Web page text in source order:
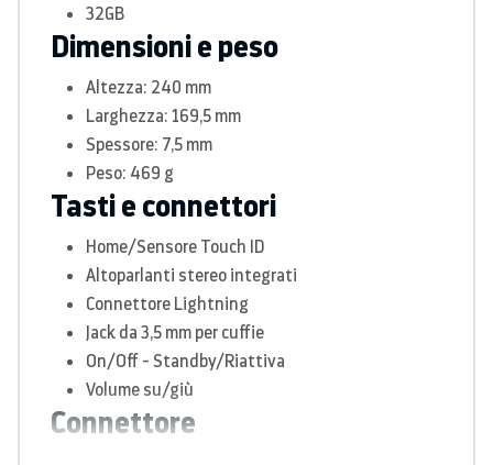
32GB
Dimensioni e peso
Altezza: 240 mm
Larghezza: 169,5 mm
Spessore: 7,5 mm
Peso: 469 g
Tasti e connettori
Home/​Sensore Touch ID
Altopar­lanti stereo integrati
Connettore Lightning
Jack da 3,5 mm per cuffie
On/Off - Standby/Riattiva
Volume su/giù
Connettore